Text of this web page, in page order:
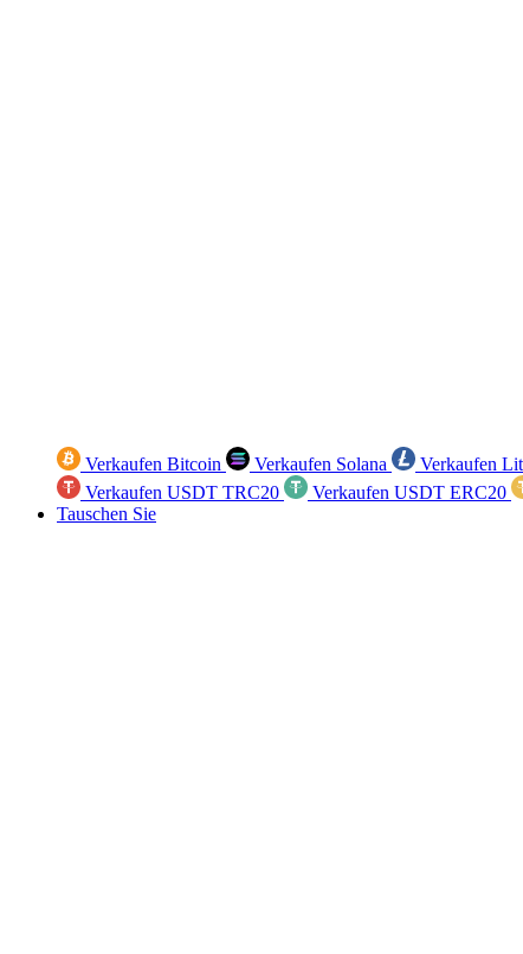
Verkaufen Bitcoin Verkaufen Solana Verkaufen
Verkaufen USDT TRC20
Verkaufen USDT ERC20
Tauschen Sie